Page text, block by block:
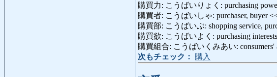
購買力: こうばいりょく: purchasing
購買者: こうばいしゃ: purchaser, buyer
購買部: こうばいぶ: shopping service,
購買欲: こうばいよく: purchasing
購買組合: こうばいくみあい: consumers'
次もチェック：
購入